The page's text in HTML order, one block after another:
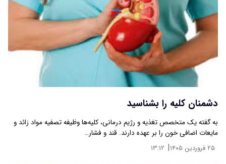
دشمنان کلیه را بشناسید
به گفته یک متخصص تغذیه و رژیم درمانی، کلیه‌ها وظیفه تصفیه مواد زائد و
مایعات اضافی خون را بر عهده دارند. قند و فشار…
۲۵ فروردین ۱۴۰۵ | ۱۳:۱۲